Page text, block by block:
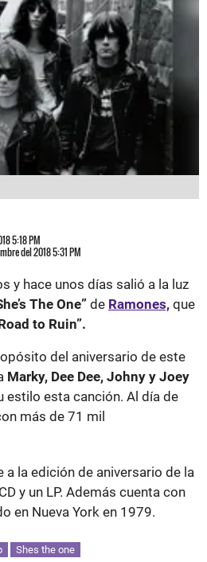
5:18 PM
del 2018 5:31 PM
y hace unos días salió a la luz
The One” de Ramones, que
to Ruin”.
del aniversario de este
Marky, Dee Dee, Johny y Joey
estilo esta canción. Al día de
más de 71 mil
a la edición de aniversario de la
y un LP. Además cuenta con
en Nueva York en 1979.
Shes the one